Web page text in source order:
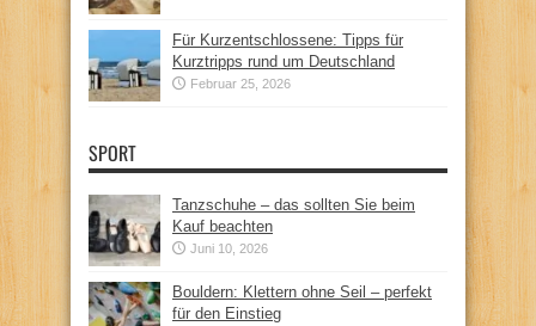
Für Kurzentschlossene: Tipps für
Kurztripps rund um Deutschland
Februar 25, 2026
SPORT
Tanzschuhe – das sollten Sie beim
Kauf beachten
Juni 10, 2026
Bouldern: Klettern ohne Seil – perfekt
für den Einstieg